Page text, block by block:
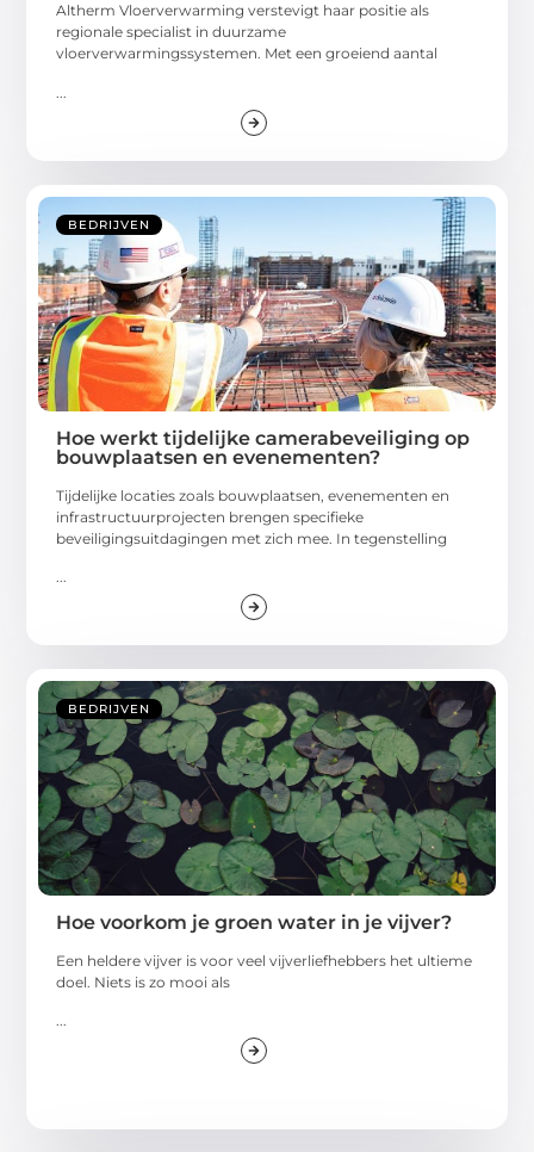
Altherm Vloerverwarming verstevigt haar positie als
regionale specialist in duurzame
vloerverwarmingssystemen. Met een groeiend aantal
BEDRIJVEN
Hoe werkt tijdelijke camerabeveiliging op
bouwplaatsen en evenementen?
Tijdelijke locaties zoals bouwplaatsen, evenementen en
infrastructuurprojecten brengen specifieke
beveiligingsuitdagingen met zich mee. In tegenstelling
BEDRIJVEN
Hoe voorkom je groen water in je vijver?
Een heldere vijver is voor veel vijverliefhebbers het ultieme
doel. Niets is zo mooi als
...